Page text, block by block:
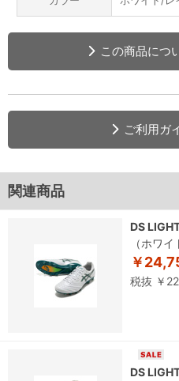
この商品につ
ご利用ガ
関連商品
DS
（ホワ
￥
税抜 ￥
DS